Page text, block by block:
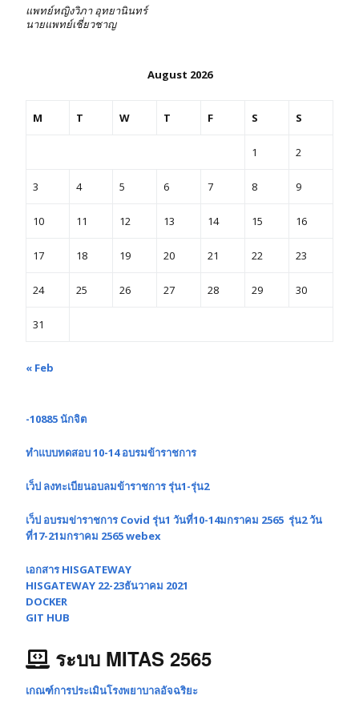
แพทย์หญิงวิภา อุทยานินทร์
นายแพทย์เชี่ยวชาญ
August 2026
M T W T F S S
1 2
3 4 5 6 7 8 9
10 11 12 13 14 15 16
17 18 19 20 21 22 23
24 25 26 27 28 29 30
31
« Feb
-10885 นักจิต
ทำแบบทดสอบ 10-14 อบรมข้าราชการ
เว็ป ลงทะเบียนอบลมข้าราชการ รุ่น1-รุ่น2
เว็ป อบรมข่าราชการ Covid รุ่น1 วันที่10-14มกราคม 2565 รุ่น2 วัน
ที่17-21มกราคม 2565 webex
เอกสาร HISGATEWAY
HISGATEWAY 22-23ธันวาคม 2021
DOCKER
GIT HUB
ระบบ MITAS 2565
เกณฑ์การประเมินโรงพยาบาลอัจฉริยะ